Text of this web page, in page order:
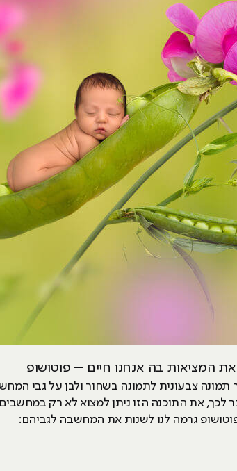
המציאות בה אנחנו חיים – פוטושופ
לכך, את התוכנה הזו ניתן למצוא לא רק
גרמה לנו לשנות את המחשבה לגביהם: